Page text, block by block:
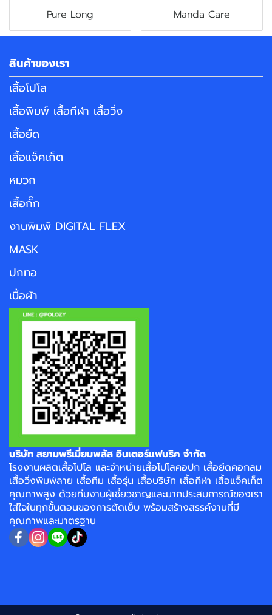
Pure Long Manda Care
สินค้าของเรา
เสื้อโปโล
เสื้อพิมพ์ เสื้อกีฬา เสื้อวิ่ง
เสื้อยืด
เสื้อแจ็คเก็ต
หมวก
เสื้อกั๊ก
งานพิมพ์ DIGITAL FLEX
MASK
ปกทอ
เนื้อผ้า
บริษัท สยามพรีเมี่ยมพลัส อินเตอร์แฟบริค จำกัด
โรงงานผลิตเสื้อโปโล และจำหน่ายเสื้อโปโลคอปก เสื้อยืดคอกลม
เสื้อวิ่งพิมพ์ลาย เสื้อทีม เสื้อรุ่น เสื้อบริษัท เสื้อกีฬา เสื้อแจ็คเก็ต
คุณภาพสูง ด้วยทีมงานผู้เชี่ยวชาญและมากประสบการณ์ของเรา
ใส่ใจในทุกขั้นตอนของการตัดเย็บ พร้อมสร้างสรรค์งานที่มี
คุณภาพและมาตรฐาน